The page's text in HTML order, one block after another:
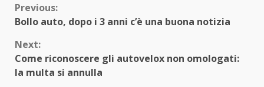
Continue
Previous:
Bollo auto, dopo i 3 anni c’è una buona notizia
Next:
Come riconoscere gli autovelox non omologati:
la multa si annulla